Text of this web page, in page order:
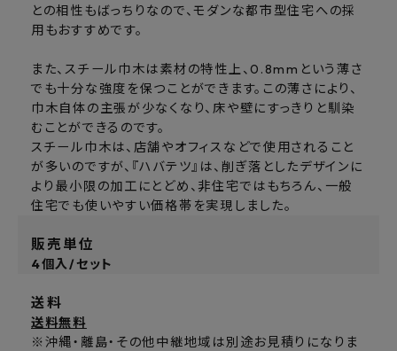
との相性もばっちりなので、モダンな都市型住宅への採
用もおすすめです。
また、スチール巾木は素材の特性上、0.8mmという薄さ
でも十分な強度を保つことができます。この薄さにより、
巾木自体の主張が少なくなり、床や壁にすっきりと馴染
むことができるのです。
スチール巾木は、店舗やオフィスなどで使用されること
が多いのですが、『ハバテツ』は、削ぎ落としたデザインに
より最小限の加工にとどめ、非住宅ではもちろん、一般
住宅でも使いやすい価格帯を実現しました。
販売単位
4個入/セット
送料
送料無料
※沖縄・離島・その他中継地域は別途お見積りになりま